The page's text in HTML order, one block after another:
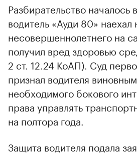
Разбирательство началось
водитель «Ауди 80» наехал
несовершеннолетнего на
получил вред здоровью
2 ст. 12.24 КоАП). Суд
признал водителя
необходимого бокового
права управлять
на полтора года.
Защита водителя подала